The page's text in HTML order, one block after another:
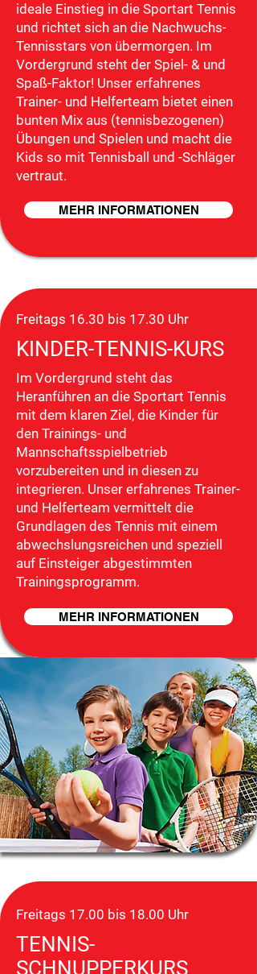
ideale Einstieg in die Sportart Tennis
und richtet sich an die Nachwuchs-
Tennisstars von übermorgen. Im
Vordergrund steht der Spiel- & und
Spaß-Faktor! Unser erfahrenes
Trainer- und Helferteam bietet einen
bunten Mix aus (tennisbezogenen)
Übungen und Spielen und macht die
Kids so mit Tennisball und -Schläger
vertraut.
MEHR INFORMATIONEN
Freitags 16.30 bis 17.30 Uhr
KINDER-TENNIS-KURS
Im Vordergrund steht das
Heranführen an die Sportart Tennis
mit dem klaren Ziel, die Kinder für
den Trainings- und
Mannschaftsspielbetrieb
vorzubereiten und in diesen zu
integrieren. Unser erfahrenes Trainer-
und Helferteam vermittelt die
Grundlagen des Tennis mit einem
abwechslungsreichen und speziell
auf Einsteiger abgestimmten
Trainingsprogramm.
MEHR INFORMATIONEN
Freitags 17.00 bis 18.00 Uhr
TENNIS-
SCHNUPPERKURS